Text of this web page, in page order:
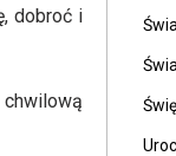
dobroć i